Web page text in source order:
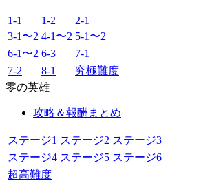
1-1 1-2
2-1
3-1〜2 4-1〜2 5-1〜2
6-1〜2 6-3
7-1
7-2
8-1
究極難度
零の英雄
攻略＆報酬まとめ
ステージ1 ステージ2 ステージ3
ステージ4 ステージ5 ステージ6
超高難度